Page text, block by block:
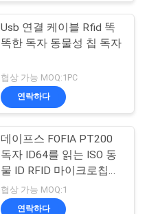
Usb 연결 케이블 Rfid 똑
똑한 독자 동물성 칩 독자
협상 가능 MOQ:1PC
연락하다
데이프스 FOFIA PT200
독자 ID64를 읽는 ISO 동
물 ID RFID 마이크로칩
스캐너
협상 가능 MOQ:1
연락하다